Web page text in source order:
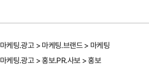
마케팅.광고 > 마케팅.브랜드 > 마케팅
마케팅.광고 > 홍보.PR.사보 > 홍보